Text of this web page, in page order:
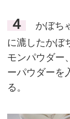
４
かぼち
に漉したかぼ
モンパウダー
ーパウダーを
る。